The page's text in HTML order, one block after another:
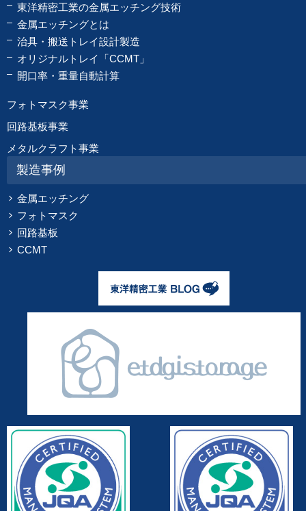
東洋精密工業の金属エッチング技術
金属エッチングとは
治具・搬送トレイ設計製造
オリジナルトレイ「CCMT」
開口率・重量自動計算
フォトマスク事業
回路基板事業
メタルクラフト事業
製造事例
金属エッチング
フォトマスク
回路基板
CCMT